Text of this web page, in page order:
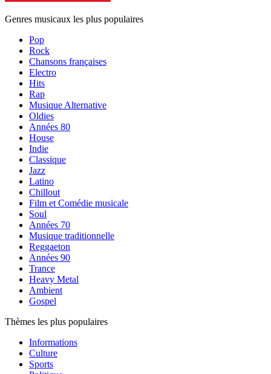
Genres musicaux les plus populaires
Pop
Rock
Chansons françaises
Electro
Hits
Rap
Musique Alternative
Oldies
Années 80
House
Indie
Classique
Jazz
Latino
Chillout
Film et Comédie musicale
Soul
Années 70
Musique traditionnelle
Reggaeton
Années 90
Trance
Heavy Metal
Ambient
Gospel
Thèmes les plus populaires
Informations
Culture
Sports